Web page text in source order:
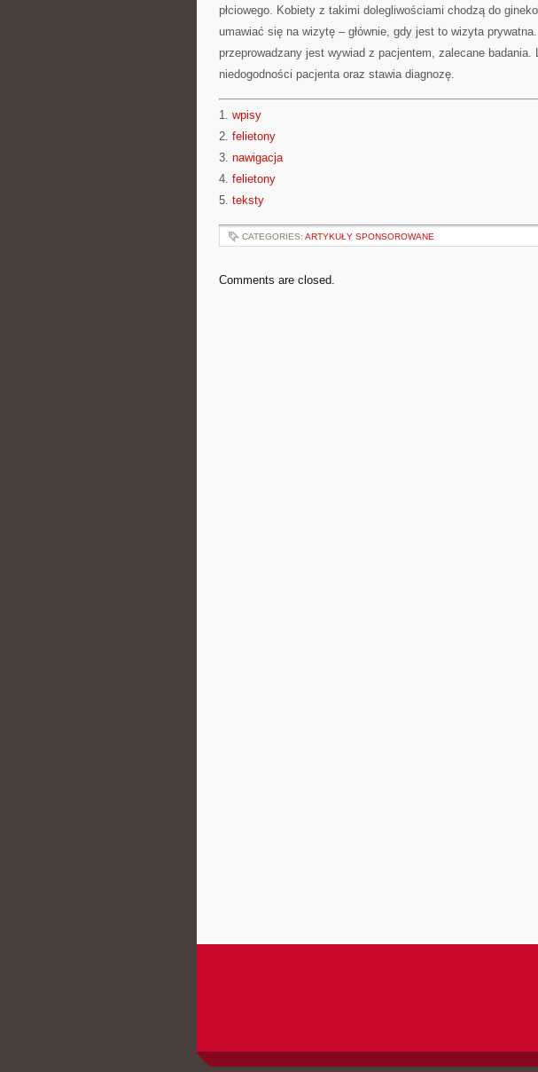
płciowego. Kobiety z takimi dolegliwościami chodzą do
umawiać się na wizytę – głównie, gdy jest to wizyta
przeprowadzany jest wywiad z pacjentem, zalecane badania.
niedogodności pacjenta oraz stawia diagnozę.
1. wpisy
2. felietony
3. nawigacja
4. felietony
5. teksty
CATEGORIES: ARTYKUŁY SPONSOROWANE
Comments are closed.